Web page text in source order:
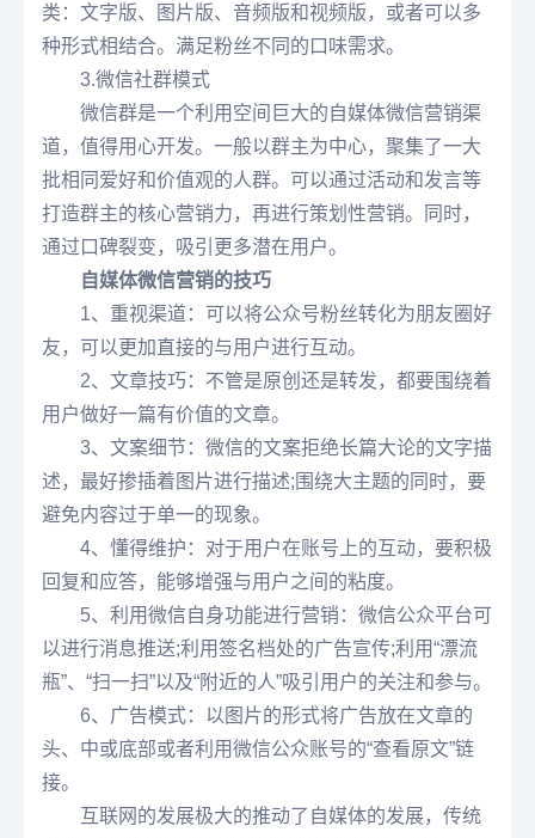
类：文字版、图片版、音频版和视频版，或者可以多
种形式相结合。满足粉丝不同的口味需求。
3.微信社群模式
微信群是一个利用空间巨大的自媒体微信营销渠
道，值得用心开发。一般以群主为中心，聚集了一大
批相同爱好和价值观的人群。可以通过活动和发言等
打造群主的核心营销力，再进行策划性营销。同时，
通过口碑裂变，吸引更多潜在用户。
自媒体微信营销的技巧
1、重视渠道：可以将公众号粉丝转化为朋友圈好
友，可以更加直接的与用户进行互动。
2、文章技巧：不管是原创还是转发，都要围绕着
用户做好一篇有价值的文章。
3、文案细节：微信的文案拒绝长篇大论的文字描
述，最好掺插着图片进行描述;围绕大主题的同时，要
避免内容过于单一的现象。
4、懂得维护：对于用户在账号上的互动，要积极
回复和应答，能够增强与用户之间的粘度。
5、利用微信自身功能进行营销：微信公众平台可
以进行消息推送;利用签名档处的广告宣传;利用“漂流
瓶”、“扫一扫”以及“附近的人”吸引用户的关注和参与。
6、广告模式：以图片的形式将广告放在文章的
头、中或底部或者利用微信公众账号的“查看原文”链
接。
互联网的发展极大的推动了自媒体的发展，传统